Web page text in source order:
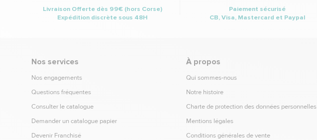
Livraison Offerte dès 99€ (hors Corse)
Expédition discrète sous 48H
Paiement sécurisé
CB, Visa, Mastercard et Paypal
Nos services
Nos engagements
Questions fréquentes
Consulter le catalogue
Demander un catalogue papier
Devenir Franchisé
À propos
Qui sommes-nous
Notre histoire
Charte de protection des données personnelles
Mentions légales
Conditions générales de vente